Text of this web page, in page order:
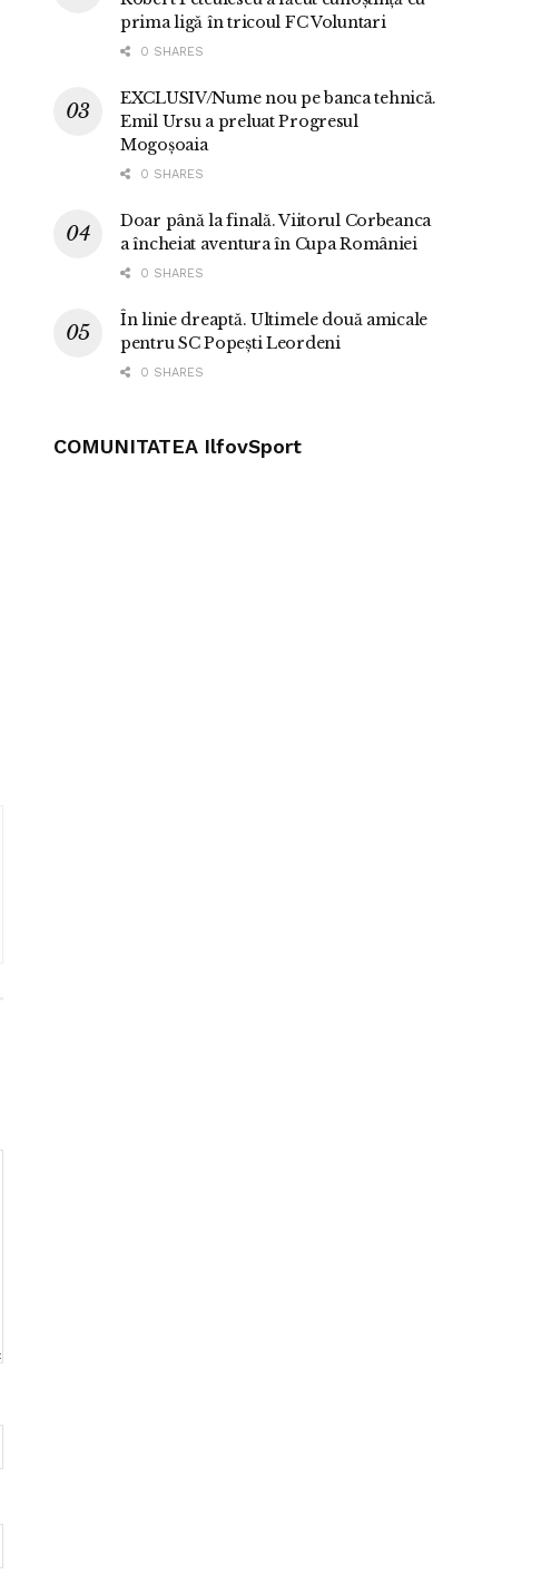
prima ligă în tricoul FC Voluntari
0 SHARES
EXCLUSIV/Nume nou pe banca tehnică.
Emil Ursu a preluat Progresul
Mogoșoaia
0 SHARES
Doar până la finală. Viitorul Corbeanca
a încheiat aventura în Cupa României
0 SHARES
În linie dreaptă. Ultimele două amicale
pentru SC Popești Leordeni
0 SHARES
COMUNITATEA IlfovSport